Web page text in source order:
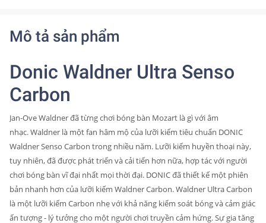
Mô tả sản phẩm
Donic Waldner Ultra Senso
Carbon
Jan-Ove Waldner đã từng chơi bóng bàn Mozart là gì với âm
nhạc.Waldner là một fan hâm mộ của lưỡi kiếm tiêu chuẩn DONIC
Waldner Senso Carbon trong nhiều năm. Lưỡi kiếm huyền thoại này,
tuy nhiên, đã được phát triển và cải tiến hơn nữa, hợp tác với người
chơi bóng bàn vĩ đại nhất mọi thời đại. DONIC đã thiết kế một phiên
bản nhanh hơn của lưỡi kiếm Waldner Carbon.Waldner Ultra Carbon
là một lưỡi kiếm Carbon nhẹ với khả năng kiểm soát bóng và cảm giác
ấn tượng - lý tưởng cho một người chơi truyền cảm hứng.Sự gia tăng